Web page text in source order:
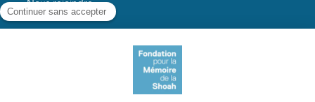
Aide aux survivants de la Shoah